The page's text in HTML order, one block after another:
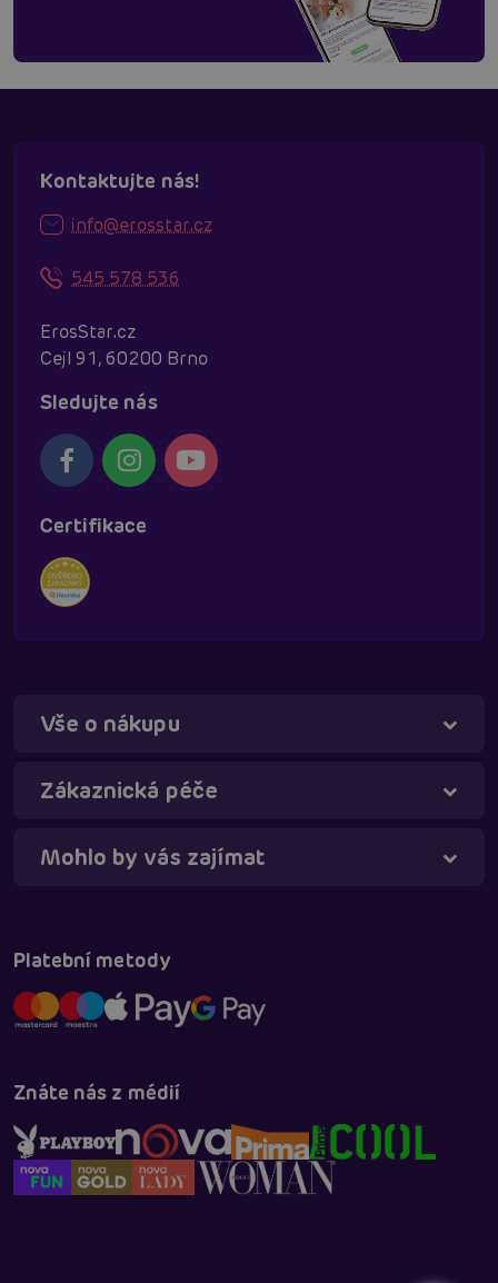
Kontaktujte nás!
info@erosstar.cz
545 578 536
ErosStar.cz
Cejl 91, 60200 Brno
Sledujte nás
Certifikace
Vše o nákupu
Zákaznická péče
Mohlo by vás zajímat
Platební metody
Znáte nás z médií
Táňa - virtuální asistentka